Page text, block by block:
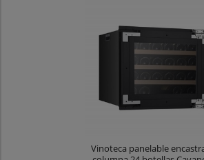
Vinoteca panelable